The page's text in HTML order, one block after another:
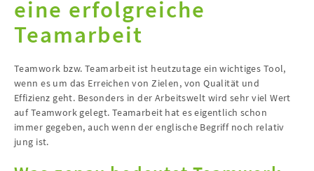
eine erfolgreiche
Teamarbeit
Teamwork bzw. Teamarbeit ist heutzutage ein wichtiges Tool,
wenn es um das Erreichen von Zielen, von Qualität und
Effizienz geht. Besonders in der Arbeitswelt wird sehr viel Wert
auf Teamwork gelegt. Teamarbeit hat es eigentlich schon
immer gegeben, auch wenn der englische Begriff noch relativ
jung ist.